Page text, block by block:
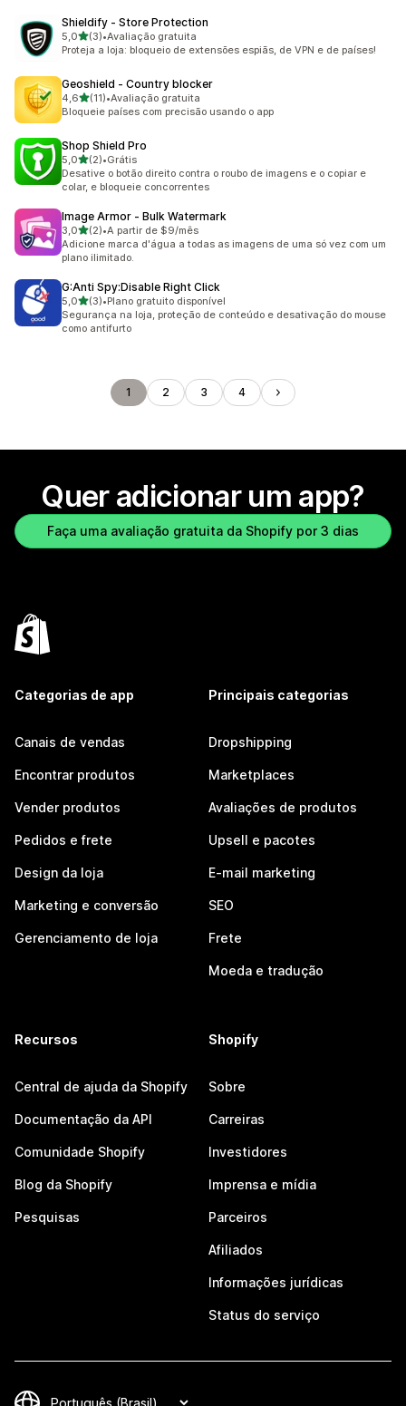
Shieldify ‑ Store Protection
5,0de 5 estrelas
(3)
3 avaliações ao todo
•Avaliação gratuita
Proteja a loja: bloqueio de extensões espiãs, de VPN e de países!
Geoshield ‑ Country blocker
4,6de 5 estrelas
(11)
11 avaliações ao todo
•Avaliação gratuita
Bloqueie países com precisão usando o app
Shop Shield Pro
5,0de 5 estrelas
(2)
2 avaliações ao todo
•Grátis
Desative o botão direito contra o roubo de imagens e o copiar e
colar, e bloqueie concorrentes
Image Armor ‑ Bulk Watermark
3,0de 5 estrelas
(2)
2 avaliações ao todo
•A partir de $9/mês
Adicione marca d'água a todas as imagens de uma só vez com um
plano ilimitado.
G:Anti Spy:Disable Right Click
5,0de 5 estrelas
(3)
3 avaliações ao todo
•Plano gratuito disponível
Segurança na loja, proteção de conteúdo e desativação do mouse
como antifurto
1 2 3 4
Quer adicionar um app?
Faça uma avaliação gratuita da Shopify por 3 dias
Categorias de app
Canais de vendas
Encontrar produtos
Vender produtos
Pedidos e frete
Design da loja
Marketing e conversão
Gerenciamento de loja
Principais categorias
Dropshipping
Marketplaces
Avaliações de produtos
Upsell e pacotes
E-mail marketing
SEO
Frete
Moeda e tradução
Recursos
Central de ajuda da Shopify
Documentação da API
Comunidade Shopify
Blog da Shopify
Pesquisas
Shopify
Sobre
Carreiras
Investidores
Imprensa e mídia
Parceiros
Afiliados
Informações jurídicas
Status do serviço